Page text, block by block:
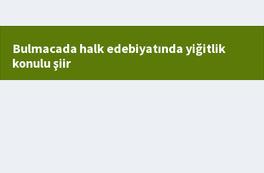
Bulmacada halk edebiyatında yiğitlik
konulu şiir